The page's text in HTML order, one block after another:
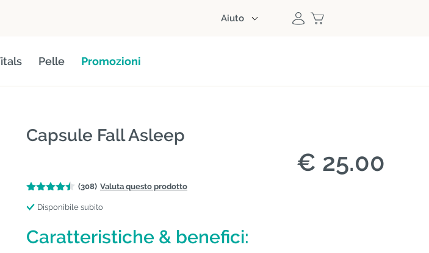
Aiuto
Pelle Promozioni
Capsule Fall Asleep
€ 25.00
(308) Valuta questo prodotto
Disponibile subito
Caratteristiche & benefici: